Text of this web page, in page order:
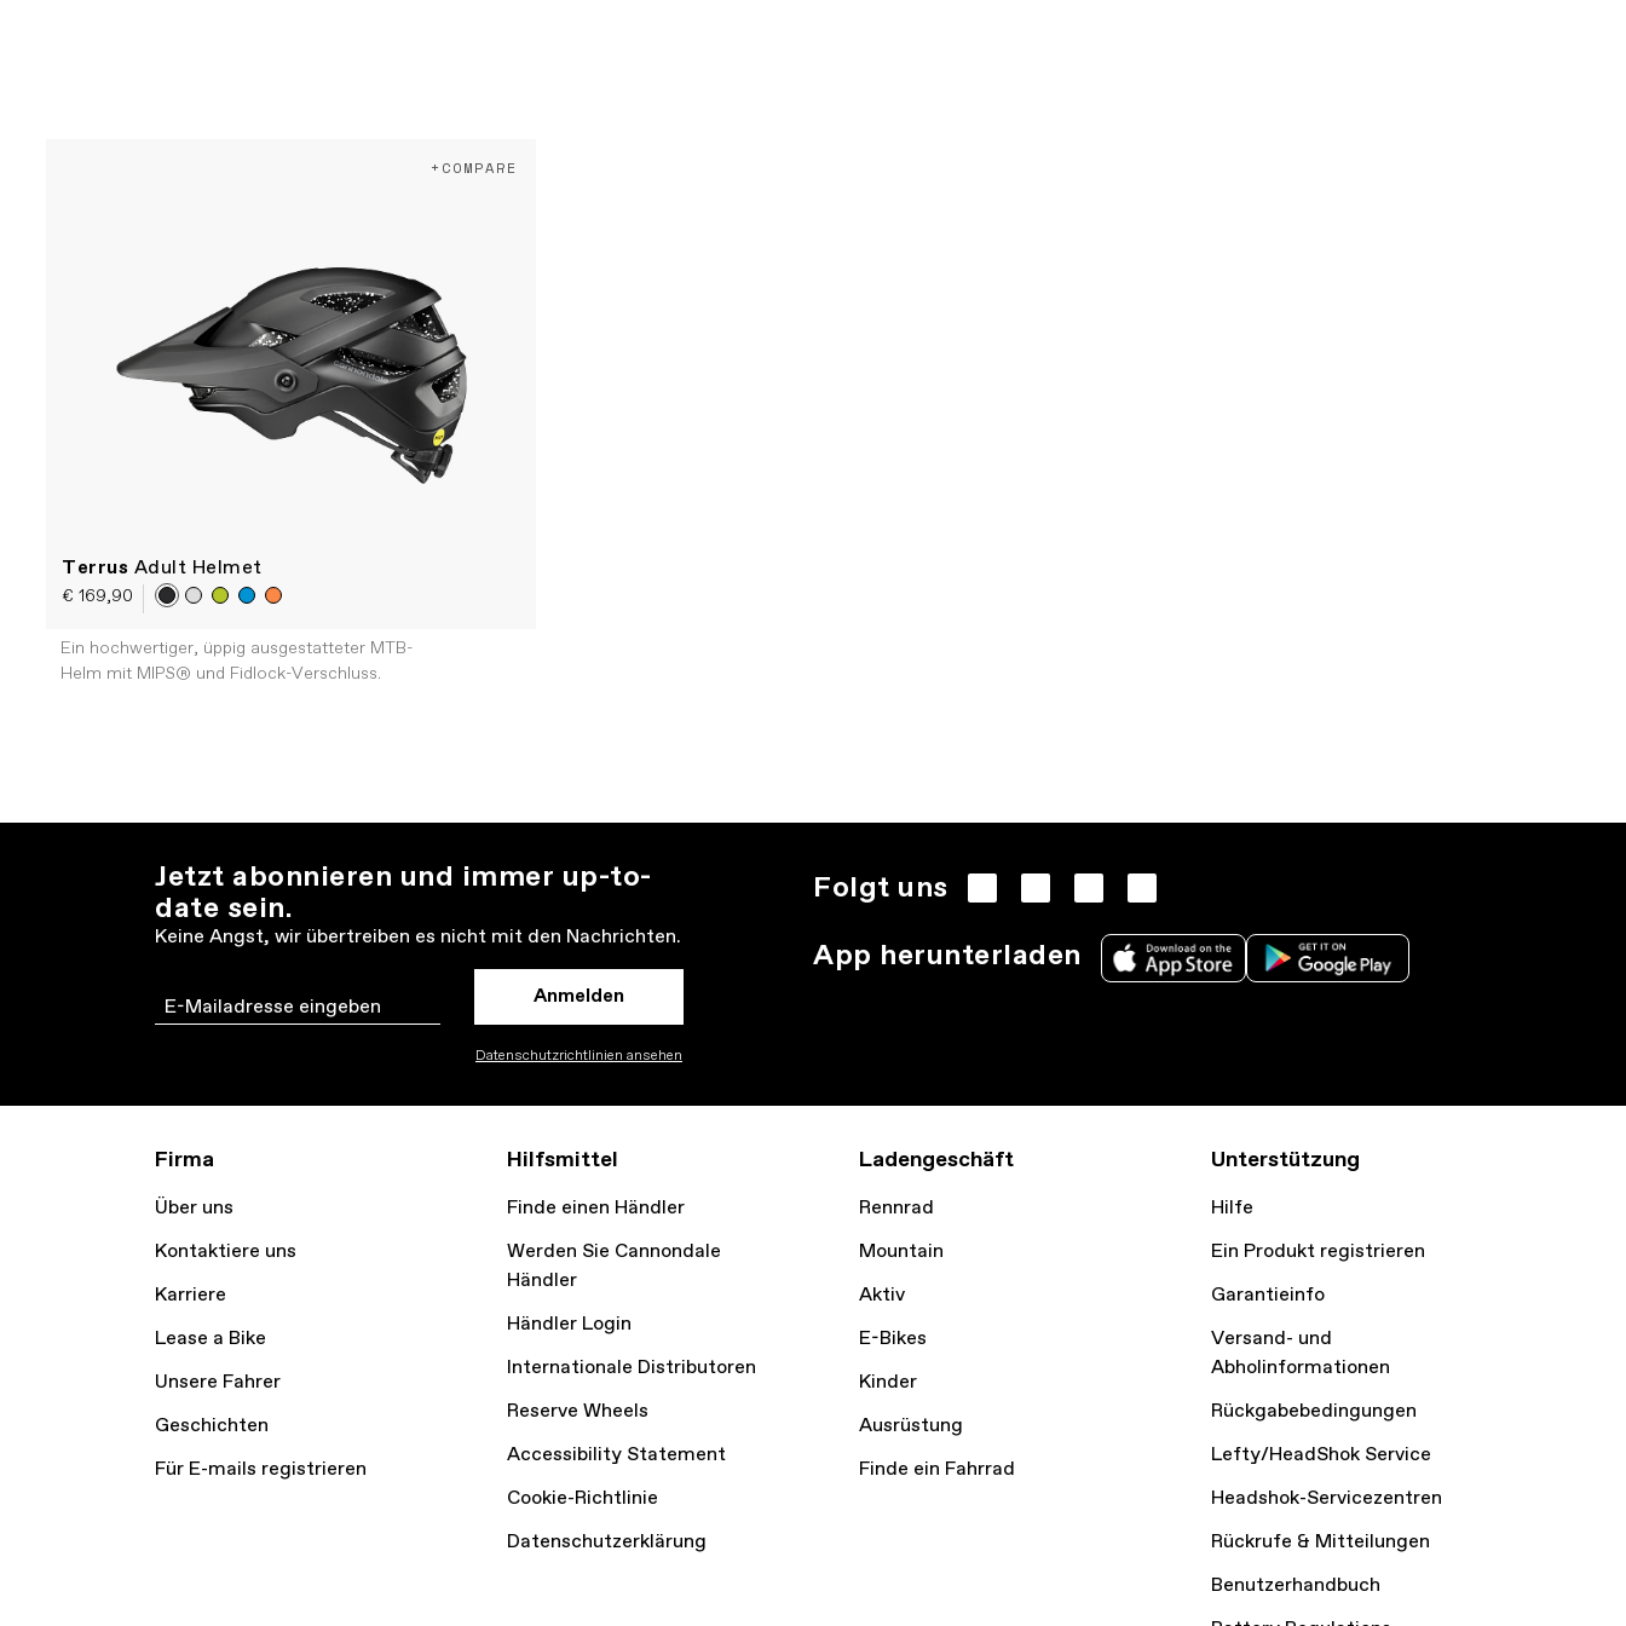
Terrus Adult Helmet
€ 169,90
+COMPARE
Ein hochwertiger, üppig ausgestatteter MTB-
Helm mit MIPS® und Fidlock-Verschluss.
Jetzt abonnieren und immer up-to-
date sein.
Keine Angst, wir übertreiben es nicht mit den Nachrichten.
Email Anmelden
Datenschutzrichtlinien ansehen
Folgt uns
App herunterladen
Firma
Über uns
Kontaktiere uns
Karriere
Lease a Bike
Unsere Fahrer
Geschichten
Für E-mails registrieren
Hilfsmittel
Finde einen Händler
Werden Sie Cannondale
Händler
Händler Login
Internationale Distributoren
Reserve Wheels
Accessibility Statement
Cookie-Richtlinie
Datenschutzerklärung
Ladengeschäft
Rennrad
Mountain
Aktiv
E-Bikes
Kinder
Ausrüstung
Finde ein Fahrrad
Unterstützung
Hilfe
Ein Produkt registrieren
Garantieinfo
Versand- und
Abholinformationen
Rückgabebedingungen
Lefty/HeadShok Service
Headshok-Servicezentren
Rückrufe & Mitteilungen
Benutzerhandbuch